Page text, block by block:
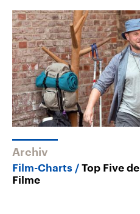
Archiv
Film-Charts
Top Five
Filme